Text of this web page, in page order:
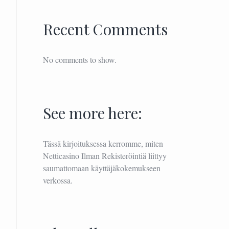
Recent Comments
No comments to show.
See more here:
Tässä kirjoituksessa kerromme, miten
Netticasino Ilman Rekisteröintiä liittyy
saumattomaan käyttäjäkokemukseen
verkossa.